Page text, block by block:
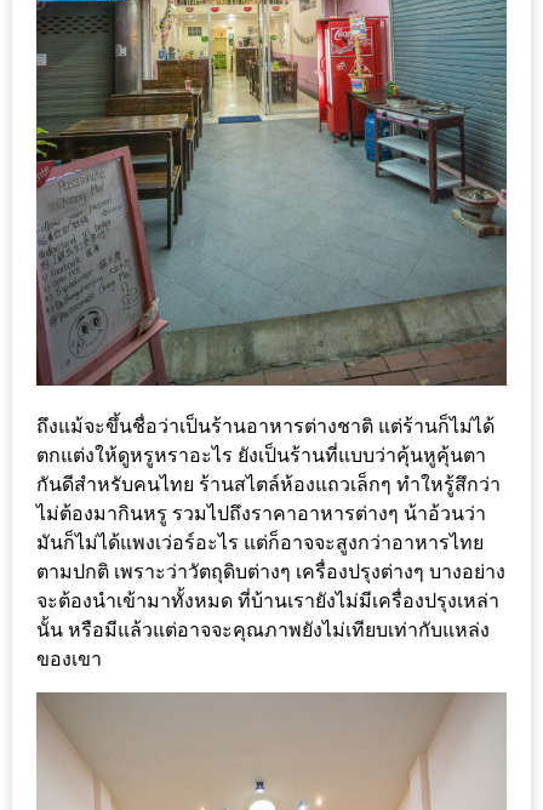
หนุ่ม
บ้านนา
เมนู
เด็ด
จาก
ANNA
FARM
ที่
เอาชนะ
ใจ
กรรมการ
จาก
THE
DISH
EVENT
ที่
ต้อง
ห้าม
สำหรับ
ถึงแม้จะขึ้นชื่อว่าเป็นร้านอาหารต่างชาติ แต่ร้านก็ไม่ได้
ตกแต่งให้ดูหรูหราอะไร ยังเป็นร้านที่แบบว่าคุ้นหูคุ้นตา
กันดีสำหรับคนไทย ร้านสไตล์ห้องแถวเล็กๆ ทำใหรู้สึกว่า
ไม่ต้องมากินหรู รวมไปถึงราคาอาหารต่างๆ น้าอ้วนว่า
มันก็ไม่ได้แพงเว่อร์อะไร แต่ก็อาจจะสูงกว่าอาหารไทย
ตามปกติ เพราะว่าวัตถุดิบต่างๆ เครื่องปรุงต่างๆ บางอย่าง
จะต้องนำเข้ามาทั้งหมด ที่บ้านเรายังไม่มีเครื่องปรุงเหล่า
นั้น หรือมีแล้วแต่อาจจะคุณภาพยังไม่เทียบเท่ากับแหล่ง
ของเขา